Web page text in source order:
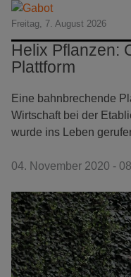
Freitag, 7. August 2026
Helix Pflanzen:
Plattform
Eine bahnbrechende
Wirtschaft bei der
wurde ins Leben
04. November 2020 -